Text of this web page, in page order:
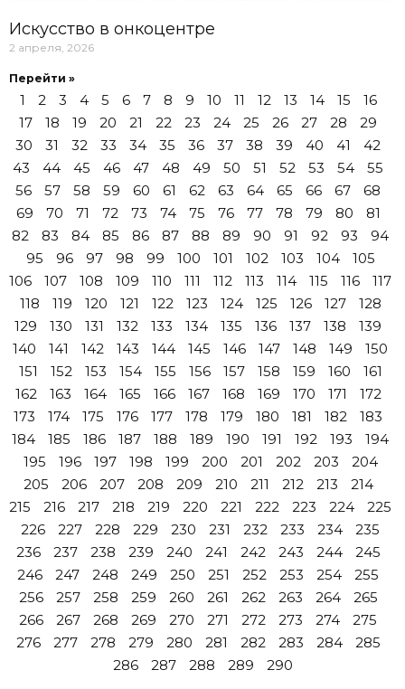
Искусство в онкоцентре
2 апреля, 2026
Перейти »
1 2 3 4 5 6 7 8 9 10 11 12 13 14 15
16
17
18 19 20 21 22 23 24 25 26 27 28
29
30
31 32 33 34 35 36 37 38 39 40 41
42
43
44 45 46 47 48 49 50 51 52 53 54
55
56
57 58 59 60 61 62 63 64 65 66 67
68
69
70 71 72 73 74 75 76 77 78 79 80
81
82
83 84 85 86 87 88 89 90 91 92 93
94
95
96 97 98 99 100 101 102 103 104
105
106
107 108 109 110 111 112 113 114 115 116
117
118
119 120 121 122 123 124 125 126 127
128
129
130 131 132 133 134 135 136 137 138
139
140
141 142 143 144 145 146 147 148 149
150
151
152 153 154 155 156 157 158 159 160
161
162
163 164 165 166 167 168 169 170 171
172
173
174 175 176 177 178 179 180 181 182
183
184
185 186 187 188 189 190 191 192 193
194
195
196 197 198 199 200 201 202 203
204
205
206 207 208 209 210 211 212 213
214
215
216 217 218 219 220 221 222 223 224
225
226
227 228 229 230 231 232 233 234
235
236
237 238 239 240 241 242 243 244
245
246
247 248 249 250 251 252 253 254
255
256
257 258 259 260 261 262 263 264
265
266
267 268 269 270 271 272 273 274
275
276
277 278 279 280 281 282 283 284
285
286
287 288 289 290